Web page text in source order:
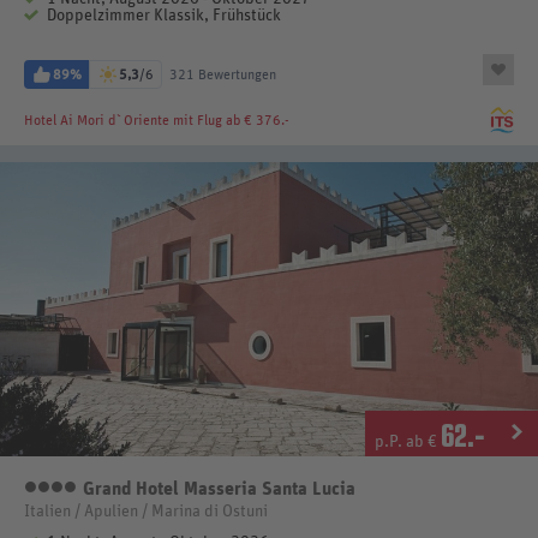
Doppelzimmer Klassik, Frühstück
89% 5,3/6 321 Bewertungen
Hotel Ai Mori d`Oriente mit Flug ab € 376.-
p.P. ab € 62.-
4 Sterne
Grand Hotel Masseria Santa Lucia
Italien / Apulien / Marina di Ostuni